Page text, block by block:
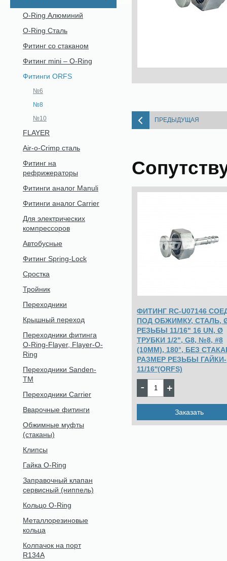
ПРЕДЫДУЩАЯ
ФИТИНГ RC-U07146
ПОД ОБЖИМКУ, СТАЛЬ,
РЕЗЬБЫ 11/16" 16 UN, Ø
ТРУБКИ 1/2", G8, №8, #8
(10ММ), 180°, БЕЗ
РАЗМЕР РЕЗЬБЫ ГАЙКИ-
11/16''(ORFS)
Цена:529
Заказать
O-Ring Алюминий
O-Ring Сталь
Фитинг со стаканом
Фитинг mini – O-Ring
Фитинги ORFS
№6
№8
№10
FLAYER
Air-o-Crimp сталь
Фитинг на
рефрижераторы
Фитинги аналог Manuli
Фитинги аналог Carrier
Для электрических
компрессоров
Автобусные
Фитинг Spring-Lock
Сростка
Тройник
Переходники
Крышный переход
Переходники фитинга
O-Ring-Flayer, Flayer-O-
Ring
Переходники Sanden-
TM
Переходники Carrier
Вварочные фитинги
Обжимные муфты
(стаканы)
Клипсы
Гайка O-Ring
Заправочный клапан
сервисный (ниппель)
Кольцо O-Ring
Металлорезиновые
кольца
Колпачок на порт
R134A